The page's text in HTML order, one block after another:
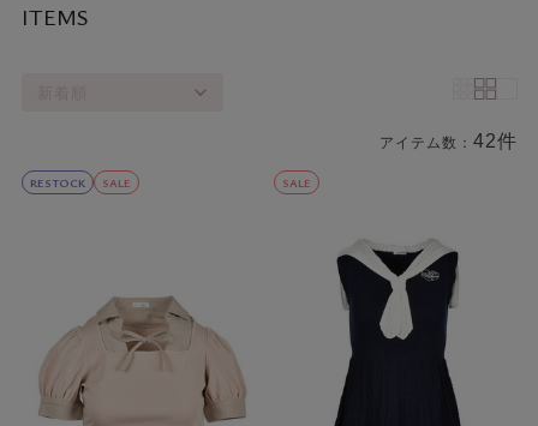
ITEMS
アイテム数：42件
商品一覧
RESTOCK SALE SALE